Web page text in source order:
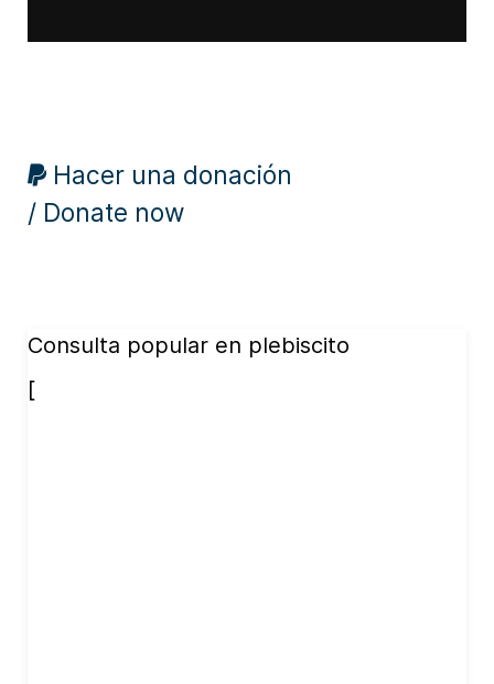
Hacer una donación
/ Donate now
Consulta popular en plebiscito
[